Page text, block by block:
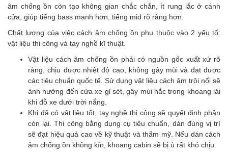
âm chống ồn còn tạo không gian chắc chắn, ít rung lắc ở cánh
cửa, giúp tiếng bass mạnh hơn, tiếng mid rõ ràng hơn.
Chất lượng của việc cách âm chống ồn phụ thuộc vào 2 yếu tố:
vật liệu thi công và tay nghề kĩ thuật.
Vật liệu cách âm chống ồn phải có nguồn gốc xuất xứ rõ
ràng, chịu được nhiệt độ cao, không gây mùi và đạt được
các tiêu chuẩn quốc tế. Sử dụng vật liệu cách âm trôi nổi sẽ
ảnh hưởng đến cửa xe gỉ sét, gây mùi hắc trong khoang lái
khi đỗ xe dưới trời nắng.
Khi đã có vật liệu tốt, tay nghề thi công sẽ quyết định phần
còn lại. Thi công bằng dụng cụ tiêu chuẩn, dán đúng vị trí
sẽ đạt hiệu quả cao về kỹ thuật và thẩm mỹ. Nếu dán cách
âm chống ồn không kín, khoang cabin sẽ bị ù rất khó chịu.